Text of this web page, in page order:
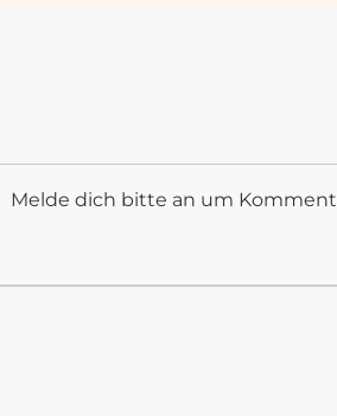
Melde dich bitte an um